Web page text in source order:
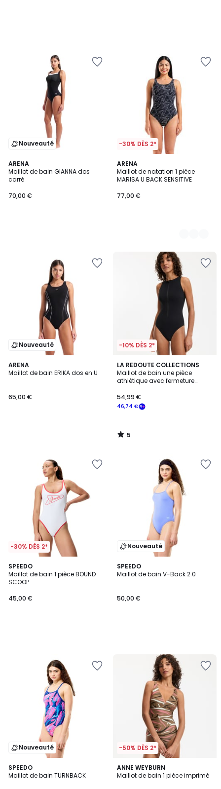
Nouveauté
ARENA
Maillot de bain GIANNA dos
carré
70,00 €
-30% DÈS 2*
ARENA
Maillot de natation 1 pièce
MARISA U BACK SENSITIVE
77,00 €
2
Couleurs
Nouveauté
ARENA
Maillot de bain ERIKA dos en U
65,00 €
-10% DÈS 2*
LA REDOUTE COLLECTIONS
Maillot de bain une pièce
athlétique avec fermeture
46,74 €
54,99 €
5
/
5
5
/
-30% DÈS 2*
SPEEDO
Maillot de bain 1 pièce BOUND
SCOOP
45,00 €
Nouveauté
SPEEDO
Maillot de bain V-Back 2.0
50,00 €
Nouveauté
SPEEDO
Maillot de bain TURNBACK
-50% DÈS 2*
ANNE WEYBURN
Maillot de bain 1 pièce imprimé